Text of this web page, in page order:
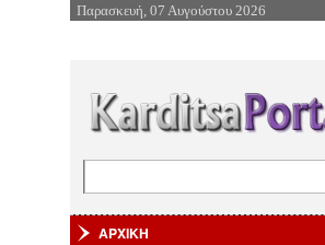
Επιστροφή στην Πλοήγηση
Παρασκευή, 07 Αυγούστου 2026
ΑΡΧΙΚΗ